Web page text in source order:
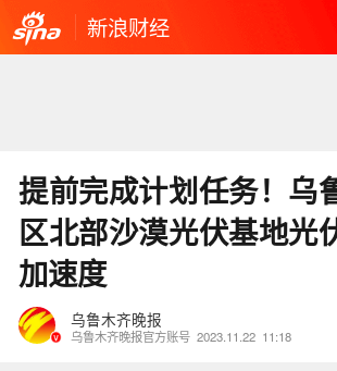
新浪财经
提前完成计划任务！乌
区北部沙漠光伏基地光
加速度
乌鲁木齐晚报
乌鲁木齐晚报官方账号 2023.11.22 11:18